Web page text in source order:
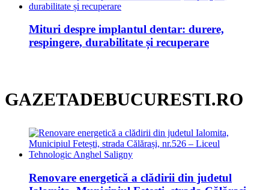
Mituri despre implantul dentar: durere,
respingere, durabilitate și recuperare
GAZETADEBUCURESTI.RO
Renovare energetică a clădirii din judetul